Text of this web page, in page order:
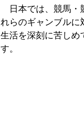
日本では、競馬・
れらのギャンブルに
生活を深刻に苦しめ
す。